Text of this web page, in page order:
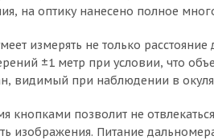
на оптику нанесено полное
измерять не только
±1 метр при условии, что
видимый при наблюдении в
кнопками позволит не
изображения. Питание